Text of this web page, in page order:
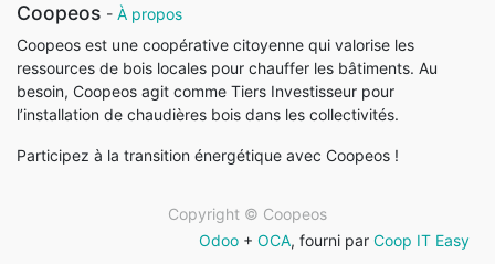
Coopeos - À propos
Coopeos est une coopérative citoyenne qui valorise les
ressources de bois locales pour chauffer les bâtiments. Au
besoin, Coopeos agit comme Tiers Investisseur pour
l’installation de chaudières bois dans les collectivités.
Participez à la transition énergétique avec Coopeos !
Copyright © Coopeos
Odoo + OCA, fourni par Coop IT Easy